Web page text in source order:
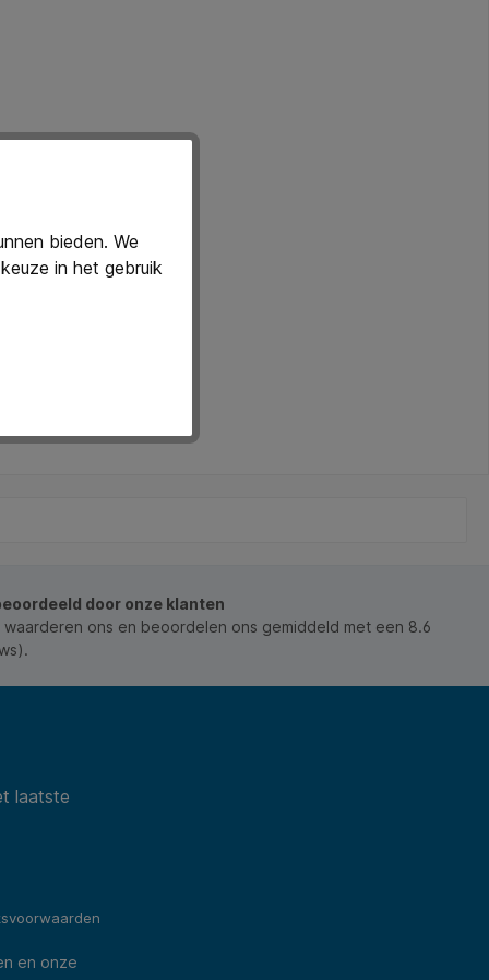
door onze klanten
ons en beoordelen ons gemiddeld met een 8.6
laatste
en onze
bieden. We
in het gebruik